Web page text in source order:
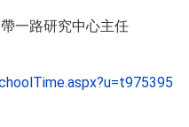
研究中心主任